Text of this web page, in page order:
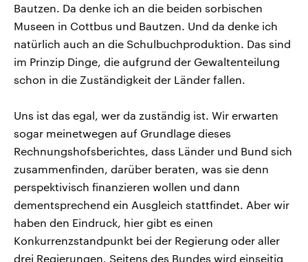
Bautzen. Da denke ich an die beiden sorbischen
Museen in Cottbus und Bautzen. Und da denke ich
natürlich auch an die Schulbuchproduktion. Das sind
im Prinzip Dinge, die aufgrund der Gewaltenteilung
schon in die Zuständigkeit der Länder fallen.
Uns ist das egal, wer da zuständig ist. Wir erwarten
sogar meinetwegen auf Grundlage dieses
Rechnungshofsberichtes, dass Länder und Bund sich
zusammenfinden, darüber beraten, was sie denn
perspektivisch finanzieren wollen und dann
dementsprechend ein Ausgleich stattfindet. Aber wir
haben den Eindruck, hier gibt es einen
Konkurrenzstandpunkt bei der Regierung oder aller
drei Regierungen. Seitens des Bundes wird einseitig